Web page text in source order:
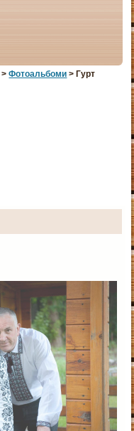
>Фотоальбоми > Гурт